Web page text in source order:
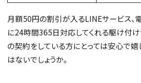
月額50円の割引が入るLINEサービス、
に24時間365日対応してくれる駆け付
の契約をしている方にとっては安心で
はないでしょうか。